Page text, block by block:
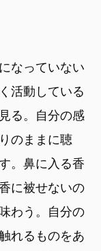
なっていない
活動している
る。自分の感
のままに聴
。鼻に入る香
に被せないの
わう。自分の
れるものをあ